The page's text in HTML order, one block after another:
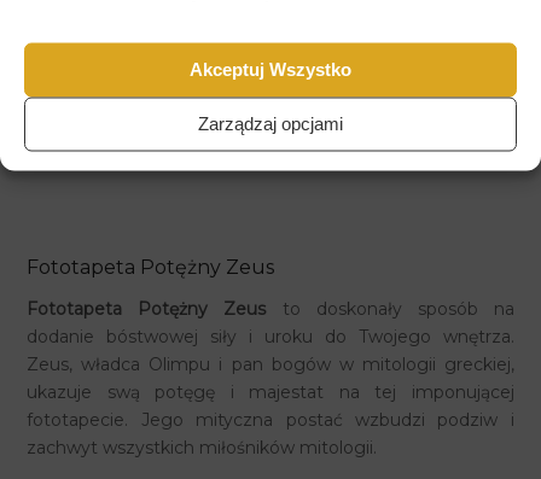
Akceptuj Wszystko
Zarządzaj opcjami
Fototapeta Potężny Zeus
Fototapeta Potężny Zeus to doskonały sposób na
dodanie bóstwowej siły i uroku do Twojego wnętrza.
Zeus, władca Olimpu i pan bogów w mitologii greckiej,
ukazuje swą potęgę i majestat na tej imponującej
fototapecie. Jego mityczna postać wzbudzi podziw i
zachwyt wszystkich miłośników mitologii.